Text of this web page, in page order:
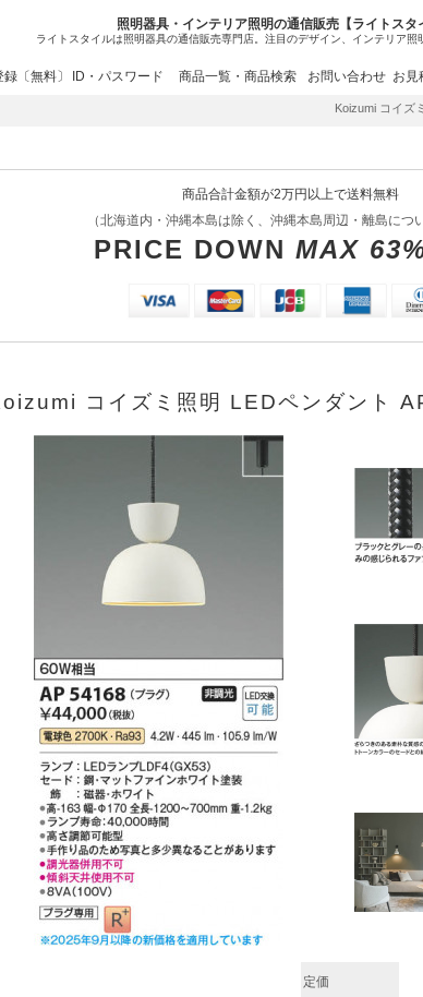
照明器具・インテリア照明の通信販売【ライトスタ
ライトスタイルは照明器具の通信販売専門店。注目のデザイン、インテリア照
〔無料〕 ID・パスワード 商品一覧・商品検索 お問い合わせ お見
Koizumi コイズミ照
商品合計金額が2万円以上で送料無料
（北海道内・沖縄本島は除く、沖縄本島周辺・離島につ
PRICE DOWN MAX
コイズミ照明 LEDペンダント
定価